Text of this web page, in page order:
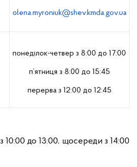
olena.myroniuk@shev.kmda.gov.ua
понеділок-четвер з 8:00 до 17:00
п’ятниця з 8:00 до 15:45
перерва з 12:00 до 12:45
10:00 до 13:00, щосереди з 14:00